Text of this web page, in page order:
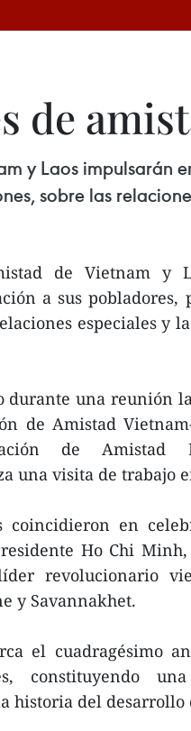
de
y Laos impulsarán
sobre las
de Vietnam y
a sus pobladores,
especiales y
durante una reunión
de Amistad
de Amistad
una visita de trabajo
en
Ho Chi
revolucionario
y Savannakhet.
el cuadragésimo
constituyendo
historia del desarrollo